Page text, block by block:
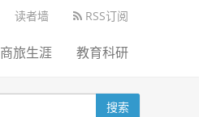
读者墙 RSS订阅
商旅生涯 教育科研
搜索